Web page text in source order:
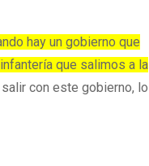
hay un gobierno que
que salimos a la
con este gobierno, lo